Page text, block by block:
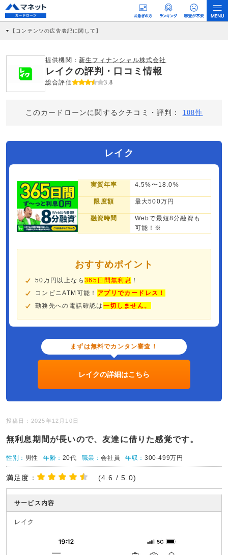
【コンテンツの広告表記に関して】
社に対して企業から紹介報酬が支払われるという収益モデルです。 ただし、特定の
商品を根拠なくPRするものではなく、当編集部の調査／ユーザーへの口コミ収集な
どに基づき、公平性を担保した情報提供を行っています。
>提携企業一覧
提供機関： 新生フィナンシャル株式会社
レイクの評判・口コミ情報
総合評価 3.8
このカードローンに関するクチコミ・評判： 108件
レイク
実質年率 4.5%〜18.0%
限度額 最大500万円
融資時間
Webで最短8分融資も
可能！※
おすすめポイント
50万円以上なら 365日間無利息 ！
コンビニATM可能！ アプリでカードレス！
勤務先への電話確認は 一切しません。
まずは無料でカンタン審査！
レイクの詳細はこちら
投稿日：2025年12月10日
無利息期間が長いので、友達に借りた感覚です。
性別： 男性 年齢： 20代 職業：会社員 年収：300-499万円
満足度： (4.6 / 5.0)
サービス内容
レイク